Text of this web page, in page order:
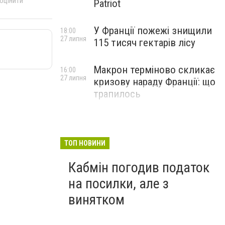
Patriot
У Франції пожежі знищили
115 тисяч гектарів лісу
18:00
27 липня
Макрон терміново скликає
кризову нараду Франції: що
трапилось
16:00
27 липня
ТОП НОВИНИ
Кабмін погодив податок
на посилки, але з
винятком